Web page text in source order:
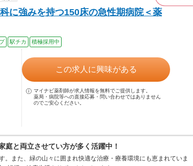
に強みを持つ150床の急性期病院＜薬
駅チカ 積極採用中
この求人に興味がある
マイナビ薬剤師が求人情報を無料でご提供します。
薬局・病院等への直接応募・問い合わせではありません
のでご安心ください。
庭と両立させてい方が多く活躍中！
また、緑の山々に囲まれ快適な治療・療養環境にも恵まれていま